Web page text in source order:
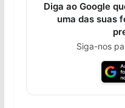
Diga ao Google
uma das suas
Siga-nos